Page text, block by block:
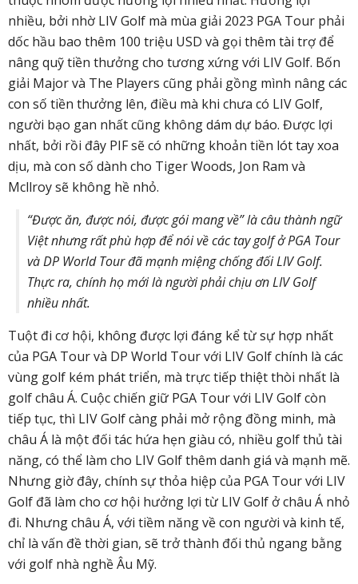
nhiều, bởi nhờ LIV Golf mà mùa giải 2023 PGA Tour phải
dốc hầu bao thêm 100 triệu USD và gọi thêm tài trợ để
nâng quỹ tiền thưởng cho tương xứng với LIV Golf. Bốn
giải Major và The Players cũng phải gồng mình nâng các
con số tiền thưởng lên, điều mà khi chưa có LIV Golf,
người bạo gan nhất cũng không dám dự báo. Được lợi
nhất, bởi rồi đây PIF sẽ có những khoản tiền lót tay xoa
dịu, mà con số dành cho Tiger Woods, Jon Ram và
Mcllroy sẽ không hề nhỏ.
“Được ăn, được nói, được gói mang về” là câu thành ngữ
Việt nhưng rất phù hợp để nói về các tay golf ở PGA Tour
và DP World Tour đã mạnh miệng chống đối LIV Golf.
Thực ra, chính họ mới là người phải chịu ơn LIV Golf
nhiều nhất.
Tuột đi cơ hội, không được lợi đáng kể từ sự hợp nhất
của PGA Tour và DP World Tour với LIV Golf chính là các
vùng golf kém phát triển, mà trực tiếp thiệt thòi nhất là
golf châu Á. Cuộc chiến giữ PGA Tour với LIV Golf còn
tiếp tục, thì LIV Golf càng phải mở rộng đồng minh, mà
châu Á là một đối tác hứa hẹn giàu có, nhiều golf thủ tài
năng, có thể làm cho LIV Golf thêm danh giá và mạnh mẽ.
Nhưng giờ đây, chính sự thỏa hiệp của PGA Tour với LIV
Golf đã làm cho cơ hội hưởng lợi từ LIV Golf ở châu Á nhỏ
đi. Nhưng châu Á, với tiềm năng về con người và kinh tế,
chỉ là vấn đề thời gian, sẽ trở thành đối thủ ngang bằng
với golf nhà nghề Âu Mỹ.